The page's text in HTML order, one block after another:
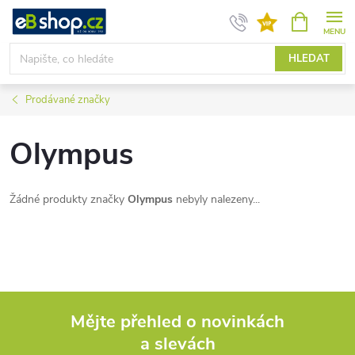
Přejít
obsah
HLEDAT
NÁKUPNÍ
KOŠÍK
Prodávané značky
Olympus
Žádné produkty značky Olympus nebyly nalezeny...
Mějte přehled o novinkách
a slevách